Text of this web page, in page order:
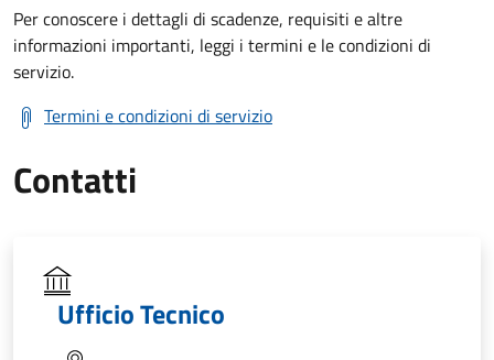
Per conoscere i dettagli di scadenze, requisiti e altre
informazioni importanti, leggi i termini e le condizioni di
servizio.
Termini e condizioni di servizio
Contatti
Ufficio Tecnico